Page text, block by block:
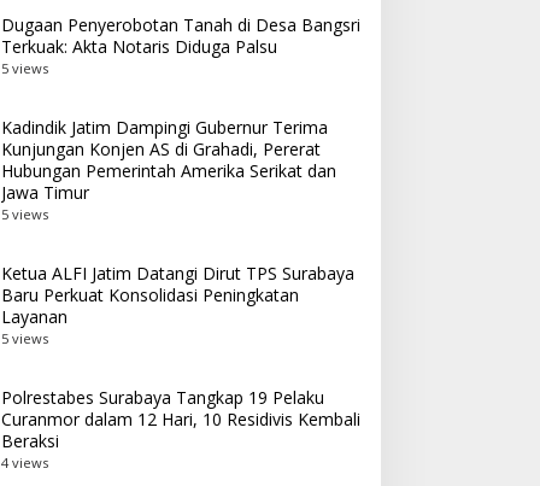
Dugaan Penyerobotan Tanah di Desa Bangsri
Terkuak: Akta Notaris Diduga Palsu
5 views
Kadindik Jatim Dampingi Gubernur Terima
Kunjungan Konjen AS di Grahadi, Pererat
Hubungan Pemerintah Amerika Serikat dan
Jawa Timur
5 views
Ketua ALFI Jatim Datangi Dirut TPS Surabaya
Baru Perkuat Konsolidasi Peningkatan
Layanan
5 views
Polrestabes Surabaya Tangkap 19 Pelaku
Curanmor dalam 12 Hari, 10 Residivis Kembali
Beraksi
4 views